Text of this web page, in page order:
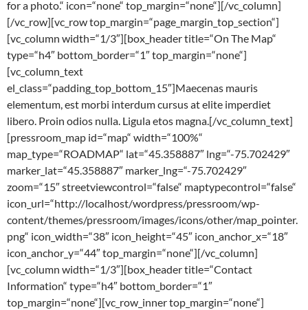
for a photo.“ icon=“none“ top_margin=“none“][/vc_column]
[/vc_row][vc_row top_margin=“page_margin_top_section“]
[vc_column width=“1/3″][box_header title=“On The Map“
type=“h4″ bottom_border=“1″ top_margin=“none“]
[vc_column_text
el_class=“padding_top_bottom_15″]Maecenas mauris
elementum, est morbi interdum cursus at elite imperdiet
libero. Proin odios nulla. Ligula etos magna.[/vc_column_text]
[pressroom_map id=“map“ width=“100%“
map_type=“ROADMAP“ lat=“45.358887″ lng=“-75.702429″
marker_lat=“45.358887″ marker_lng=“-75.702429″
zoom=“15″ streetviewcontrol=“false“ maptypecontrol=“false“
icon_url=“http://localhost/wordpress/pressroom/wp-
content/themes/pressroom/images/icons/other/map_pointer.
png“ icon_width=“38″ icon_height=“45″ icon_anchor_x=“18″
icon_anchor_y=“44″ top_margin=“none“][/vc_column]
[vc_column width=“1/3″][box_header title=“Contact
Information“ type=“h4″ bottom_border=“1″
top_margin=“none“][vc_row_inner top_margin=“none“]